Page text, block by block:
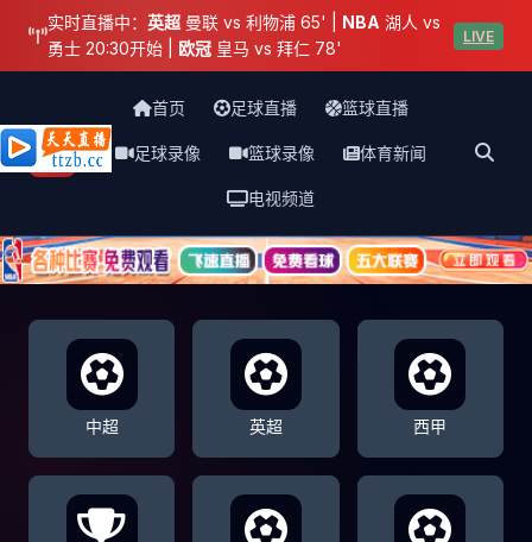
实时直播中： 英超 曼联 vs 利物浦 65' | NBA 湖人 vs
勇士 20:30开始 | 欧冠 皇马 vs 拜仁 78'
LIVE
天天直播网
首页 足球直播 篮球直播
足球录像 篮球录像 体育新闻
电视频道
中超 英超 西甲